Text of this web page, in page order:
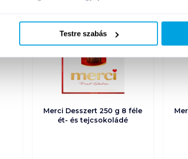
Testre szabás
Merci Desszert 250 g 8 féle
ét- és tejcsokoládé